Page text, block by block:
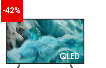
là:
22.680.000₫.
-42%